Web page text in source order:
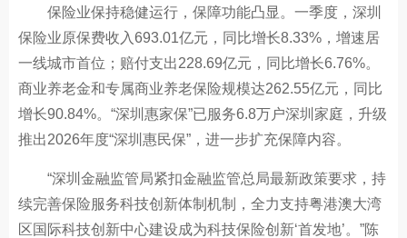
保险业保持稳健运行，保障功能凸显。一季度，深圳
保险业原保费收入693.01亿元，同比增长8.33%，增速居
一线城市首位；赔付支出228.69亿元，同比增长6.76%。
商业养老金和专属商业养老保险规模达262.55亿元，同比
增长90.84%。“深圳惠家保”已服务6.8万户深圳家庭，升级
推出2026年度“深圳惠民保”，进一步扩充保障内容。
“深圳金融监管局紧扣金融监管总局最新政策要求，持
续完善保险服务科技创新体制机制，全力支持粤港澳大湾
区国际科技创新中心建设成为科技保险创新‘首发地’。”陈